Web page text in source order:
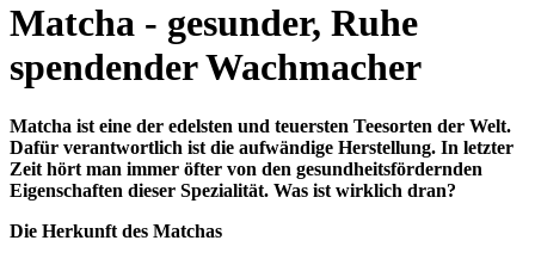
Matcha - gesunder, Ruhe
spendender Wachmacher
Matcha ist eine der edelsten und teuersten Teesorten der Welt.
Dafür verantwortlich ist die aufwändige Herstellung. In letzter
Zeit hört man immer öfter von den gesundheitsfördernden
Eigenschaften dieser Spezialität. Was ist wirklich dran?
Die Herkunft des Matchas